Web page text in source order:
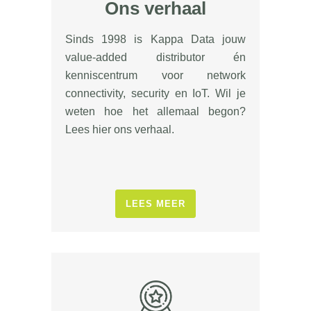
Ons verhaal
Sinds 1998 is Kappa Data jouw
value-added distributor én
kenniscentrum voor network
connectivity, security en IoT. Wil je
weten hoe het allemaal begon?
Lees hier ons verhaal.
LEES MEER